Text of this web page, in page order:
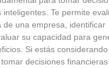
inteligentes. Te permite
de una empresa, identificar
su capacidad para
Si estás
decisiones financieras